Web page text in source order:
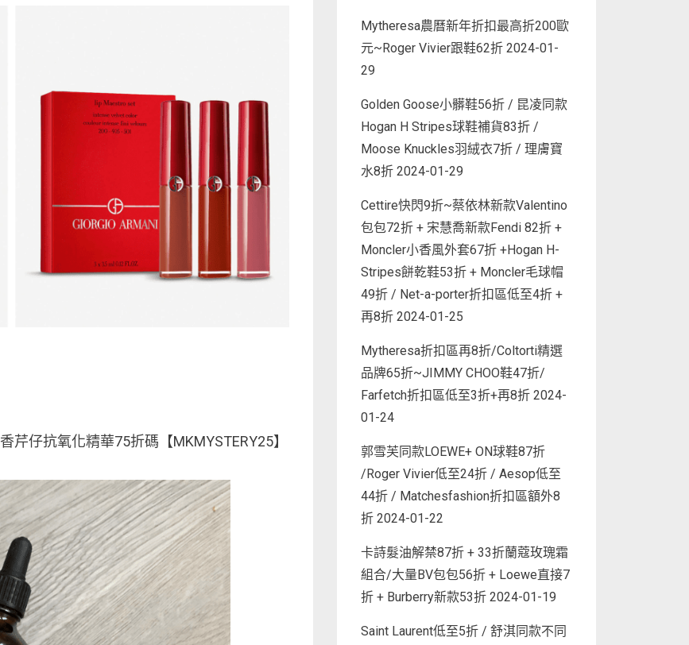
香芹仔抗氧化精華75折碼【MKMYSTERY25】
Mytheresa農曆新年折扣最高折200歐
元~Roger Vivier跟鞋62折 2024-01-
29
Golden Goose小髒鞋56折 / 昆凌同款
Hogan H Stripes球鞋補貨83折 /
Moose Knuckles羽絨衣7折 / 理膚寶
水8折 2024-01-29
Cettire快閃9折~蔡依林新款Valentino
包包72折 + 宋慧喬新款Fendi 82折 +
Moncler小香風外套67折 +Hogan H-
Stripes餅乾鞋53折 + Moncler毛球帽
49折 / Net-a-porter折扣區低至4折 +
再8折 2024-01-25
Mytheresa折扣區再8折/Coltorti精選
品牌65折~JIMMY CHOO鞋47折/
Farfetch折扣區低至3折+再8折 2024-
01-24
郭雪芙同款LOEWE+ ON球鞋87折
/Roger Vivier低至24折 / Aesop低至
44折 / Matchesfashion折扣區額外8
折 2024-01-22
卡詩髮油解禁87折 + 33折蘭蔻玫瑰霜
組合/大量BV包包56折 + Loewe直接7
折 + Burberry新款53折 2024-01-19
Saint Laurent低至5折 / 舒淇同款不同